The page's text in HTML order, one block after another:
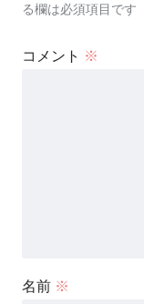
る欄は必須項目です
コメント ※
名前 ※